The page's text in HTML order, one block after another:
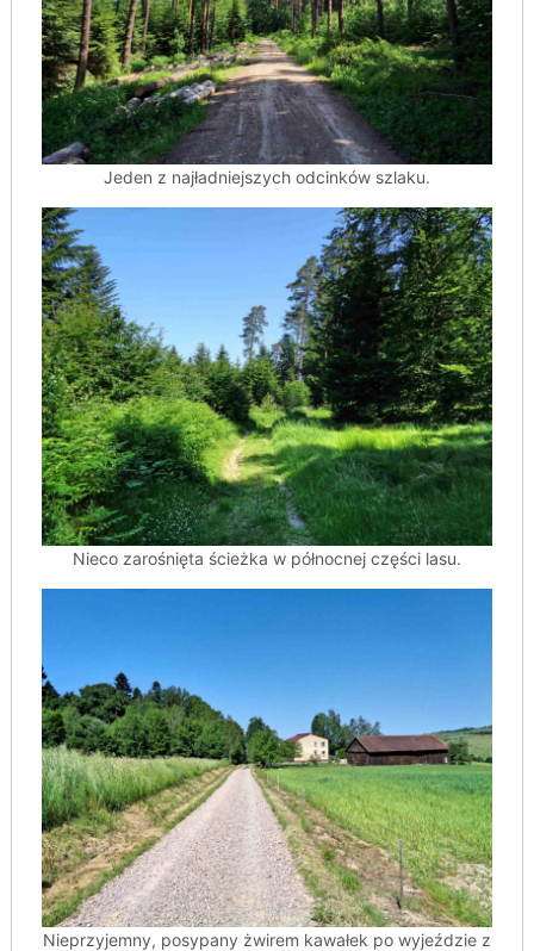
Jeden z najładniejszych odcinków szlaku.
Nieco zarośnięta ścieżka w północnej części lasu.
Nieprzyjemny, posypany żwirem kawałek po wyjeździe z